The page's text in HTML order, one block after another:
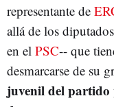
representante de
allá de los
en el PSC-- que
desmarcarse de su
juvenil del partido